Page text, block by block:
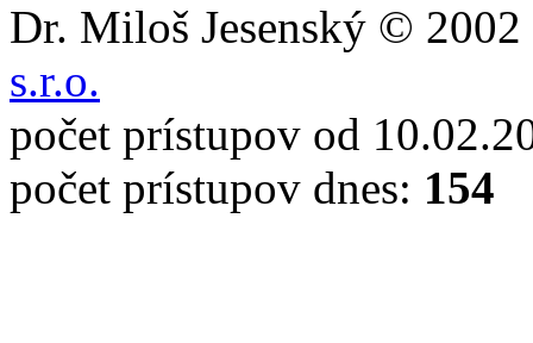
Dr. Miloš Jesenský ©
s.r.o.
počet prístupov od
počet prístupov dnes: 154